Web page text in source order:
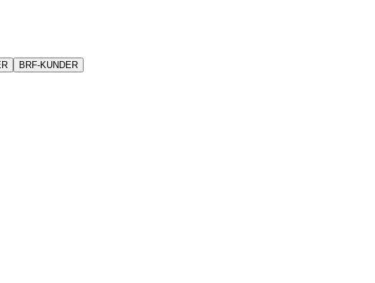
BRF-KUNDER